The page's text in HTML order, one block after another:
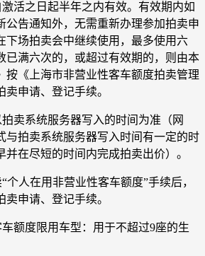
活之日起半年之内有效。有效期内如
公告通知外，无需重新办理参加拍卖申
下场拍卖会中继续使用，最多使用六
已满六次的，或超过有效期的，则由本
按《上海市非营业性客车额度拍卖管理
申请、登记手续。
卖系统服务器写入的时间为准（网
与拍卖系统服务器写入时间有一定的时
并在尽短的时间内完成拍卖出价）。
个人在用非营业性客车额度”手续后，
申请、登记手续。
额度限用车型：用于不超过9座的生